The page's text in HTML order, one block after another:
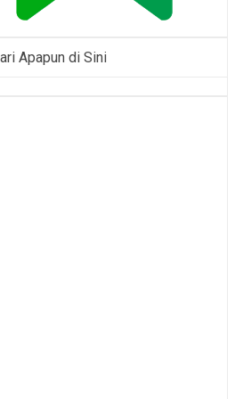
Apapun di Sini